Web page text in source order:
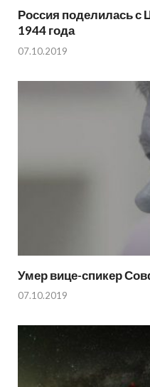
Россия поделилась с
1944 года
07.10.2019
Умер вице-спикер
07.10.2019